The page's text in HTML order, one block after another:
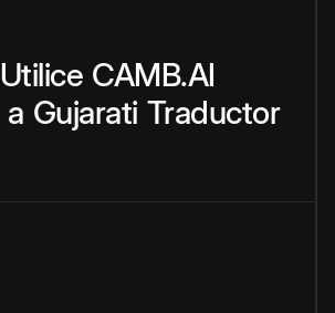
Utilice CAMB.AI
a Gujarati Traductor